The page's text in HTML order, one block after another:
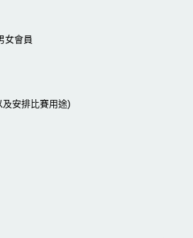
女會員
安排比賽用途)